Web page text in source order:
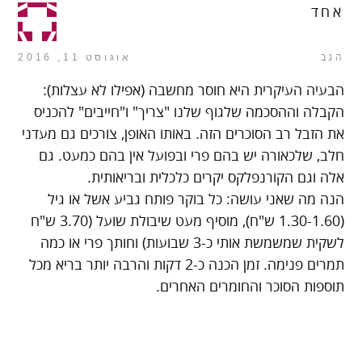
הגב אוגוסט 11, 2016
אחד
הבעיה העיקרית היא חוסר מחשבה (אפילו לא עצלות):
הקבלה וההסכמה שלגוף שלנו "צריך" ו"חייבים" להכניס
את הזבל רב הסוכרים הזה. באותו האופן, צורכים גם מעדני
חלב, שלכאורה יש בהם פרי ובפועל אין בהם כמעט. גם
אלה וגם הקורנפלקס יקרים כלכלית ובריאותית.
הנה מה שאני עושה: כל בוקר פותח גביע אשל או גיל
(1.30-1.60 ש"ח), מוסיף מעט שיבולת שועל (3.70 ש"ח
לשקית שמשמשת אותי כ-3 שבועות) וחותך פרי או כמה
תמרים פנימה. זמן הכנה כ-2 דקות והרבה יותר בריא מכל
תוספות הסוכר והחומרים האחרים.